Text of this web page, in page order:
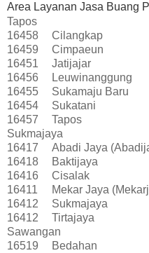
Area Layanan Jasa Buang
Tapos
16458
Cilangkap
16459
Cimpaeun
16451
Jatijajar
16456
Leuwinanggung
16455
Sukamaju Baru
16454
Sukatani
16457
Tapos
Sukmajaya
16417
Abadi Jaya
16418
Baktijaya
16416
Cisalak
16411
Mekar Jaya
16412
Sukmajaya
16412
Tirtajaya
Sawangan
16519
Bedahan